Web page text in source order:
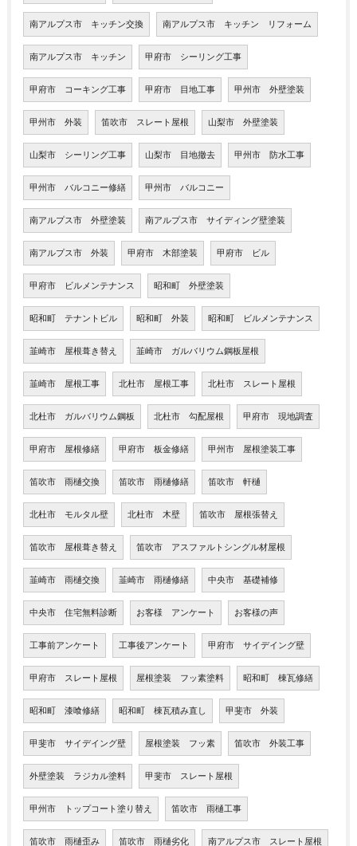
南アルプス市 キッチン交換 南アルプス市 キッチン リフォーム
南アルプス市 キッチン 甲府市 シーリング工事
甲府市 コーキング工事 甲府市 目地工事 甲州市 外壁塗装
甲州市 外装 笛吹市 スレート屋根 山梨市 外壁塗装
山梨市 シーリング工事 山梨市 目地撤去 甲州市 防水工事
甲州市 バルコニー修繕 甲州市 バルコニー
南アルプス市 外壁塗装 南アルプス市 サイディング壁塗装
南アルプス市 外装 甲府市 木部塗装 甲府市 ビル
甲府市 ビルメンテナンス 昭和町 外壁塗装
昭和町 テナントビル 昭和町 外装 昭和町 ビルメンテナンス
韮崎市 屋根葺き替え 韮崎市 ガルバリウム鋼板屋根
韮崎市 屋根工事 北杜市 屋根工事 北杜市 スレート屋根
北杜市 ガルバリウム鋼板 北杜市 勾配屋根 甲府市 現地調査
甲府市 屋根修繕 甲府市 板金修繕 甲州市 屋根塗装工事
笛吹市 雨樋交換 笛吹市 雨樋修繕 笛吹市 軒樋
北杜市 モルタル壁 北杜市 木壁 笛吹市 屋根張替え
笛吹市 屋根葺き替え 笛吹市 アスファルトシングル材屋根
韮崎市 雨樋交換 韮崎市 雨樋修繕 中央市 基礎補修
中央市 住宅無料診断 お客様 アンケート お客様の声
工事前アンケート 工事後アンケート 甲府市 サイデイング壁
甲府市 スレート屋根 屋根塗装 フッ素塗料 昭和町 棟瓦修繕
昭和町 漆喰修繕 昭和町 棟瓦積み直し 甲斐市 外装
甲斐市 サイデイング壁 屋根塗装 フッ素 笛吹市 外装工事
外壁塗装 ラジカル塗料 甲斐市 スレート屋根
甲州市 トップコート塗り替え 笛吹市 雨樋工事
笛吹市 雨樋歪み 笛吹市 雨樋劣化 南アルプス市 スレート屋根